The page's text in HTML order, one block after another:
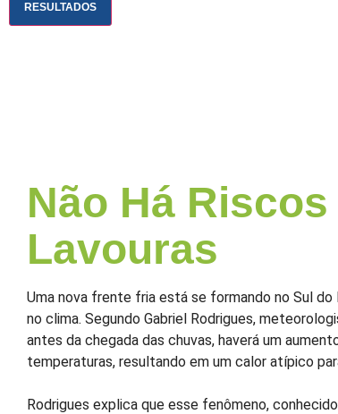
RESULTADOS
Não Há
Lavouras
Uma nova frente fria está se formando no Sul do
no clima. Segundo Gabriel Rodrigues,
antes da chegada das chuvas, haverá um
temperaturas, resultando em um calor atípico
Rodrigues explica que esse fenômeno,